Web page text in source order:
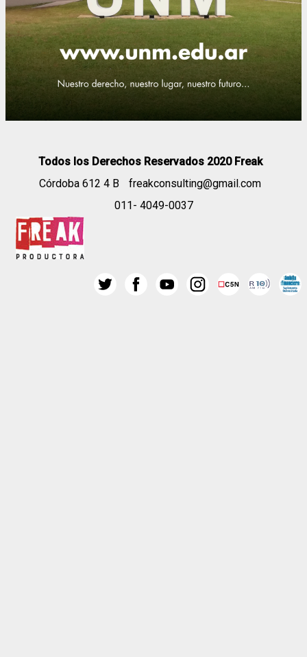
Todos los Derechos Reservados 2020 Freak
Córdoba 612 4 B
freakconsulting@gmail.com
011- 4049-0037